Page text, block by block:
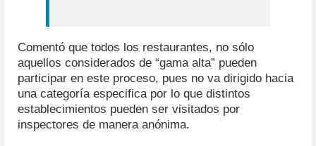
Comentó que todos los restaurantes, no sólo
aquellos considerados de “gama alta” pueden
participar en este proceso, pues no va dirigido hacia
una categoría especifica por lo que distintos
establecimientos pueden ser visitados por
inspectores de manera anónima.